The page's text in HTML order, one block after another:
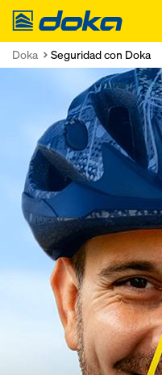
Doka
Doka Seguridad con Doka